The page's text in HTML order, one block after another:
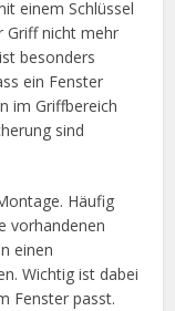
einem Schlüssel
Griff nicht mehr
besonders
ein Fenster
im Griffbereich
sind
Häufig
vorhandenen
einen
Wichtig ist dabei
Fenster passt.